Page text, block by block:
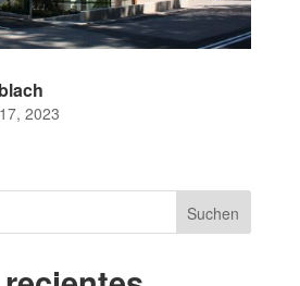
2023
Suchen